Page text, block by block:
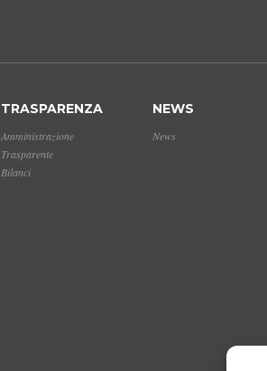
TRASPARENZA
Amministrazione
Trasparente
Bilanci
NEWS
News